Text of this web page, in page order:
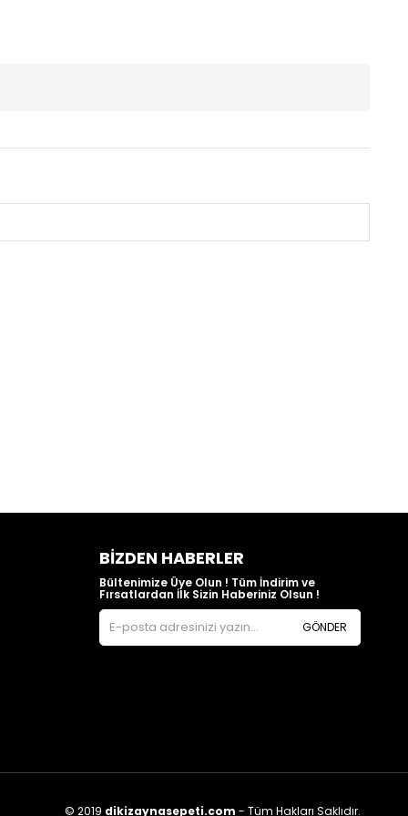
BIZDEN HABERLER
Bültenimize Üye Olun ! Tüm İndirim ve
Fırsatlardan İlk Sizin Haberiniz Olsun !
GÖNDER
© 2019 dikizaynasepeti.com - Tüm Hakları Saklıdır.